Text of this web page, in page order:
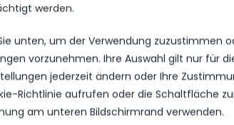
werden.
unten, um der Verwendung zuzustimmen
vorzunehmen. Ihre Auswahl gilt nur für
jederzeit ändern oder Ihre
Richtlinie aufrufen oder die Schaltfläche
am unteren Bildschirmrand verwenden.
VS.
TORE